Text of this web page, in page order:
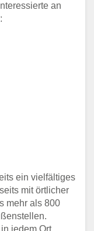
an
ein vielfältiges
mit örtlicher
mehr als 800